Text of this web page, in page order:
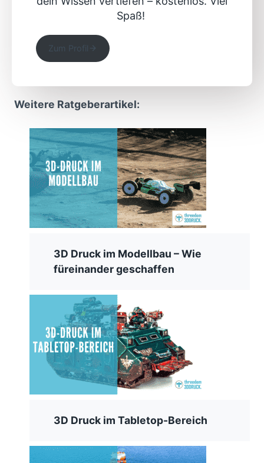
Spaß!
Zum Profil
Weitere Ratgeberartikel:
3D Druck im Modellbau – Wie
füreinander geschaffen
3D Druck im Tabletop-Bereich